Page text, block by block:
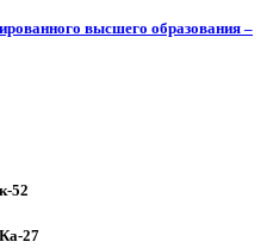
высшего образования –
52
27